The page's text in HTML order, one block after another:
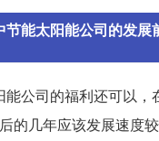
节能太阳能公司的发展
能公司的福利还可以，
的几年应该发展速度